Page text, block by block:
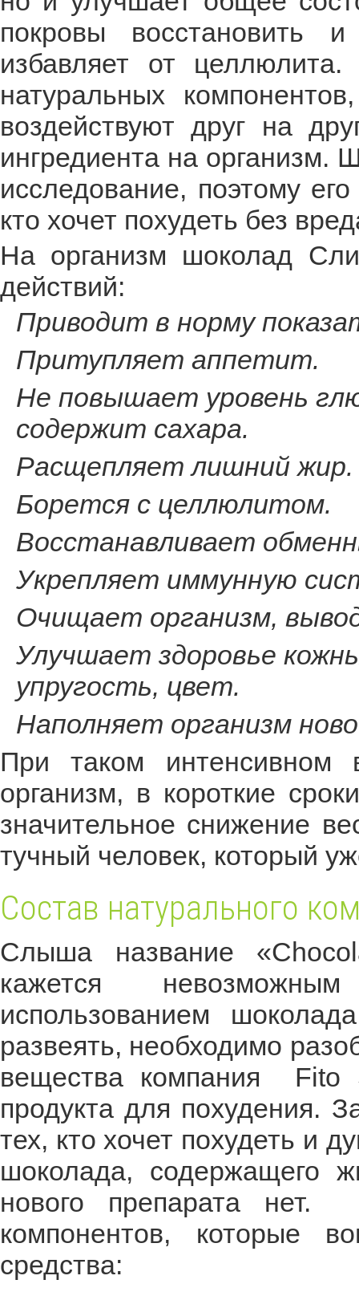
покровы
избавляет от
натуральных
воздействуют друг на
ингредиента на организм.
исследование, поэтому
кто хочет похудеть без
На организм шоколад
действий:
Приводит в норму
Притупляет аппетит.
Не повышает уровень
содержит сахара.
Расщепляет лишний жир.
Борется с целлюлитом.
Восстанавливает
Укрепляет иммунную
Очищает организм,
Улучшает здоровье
упругость, цвет.
Наполняет организм
При таком интенсивном
организм, в короткие
значительное снижение
тучный человек, который
Состав натурального
Слыша название
кажется
использованием
развеять, необходимо
вещества компания
продукта для похудения.
тех, кто хочет похудеть и
шоколада, содержащего
нового препарата нет.
компонентов, которые
средства: